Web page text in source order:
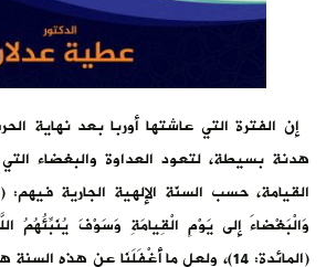
إن الفترة التي عاشتها أوربا بعد نهاية
هدنة بسيطة، لتعود العداوة والبغضاء
القيامة، حسب السنّة الإلهية الجارية فيهم:
وَالْبَغْضاءَ إِلى يَوْمِ الْقِيامَةِ وَسَوْفَ يُنَبِّئُهُمُ
(المائدة: 14)، ولعل ما أَغْفَلَنَا عن هذه